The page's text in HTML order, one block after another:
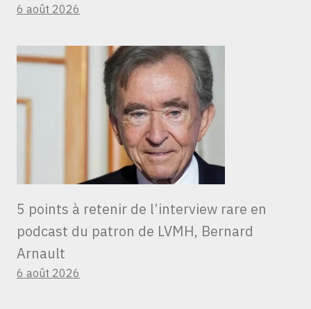
6 août 2026
5 points à retenir de l’interview rare en
podcast du patron de LVMH, Bernard
Arnault
6 août 2026